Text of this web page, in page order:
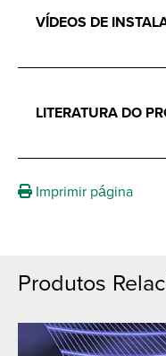
VÍDEOS DE
LITERATURA DO
Imprimir página
Produtos